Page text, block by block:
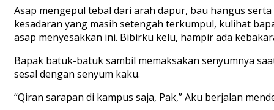
Asap mengepul tebal dari arah dapur, bau hangus
kesadaran yang masih setengah terkumpul, kulihat
asap menyesakkan ini. Bibirku kelu, hampir ada
Bapak batuk-batuk sambil memaksakan senyumnya
sesal dengan senyum kaku.
“Qiran sarapan di kampus saja, Pak,” Aku berjalan